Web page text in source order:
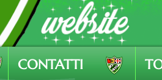
CONTATTI